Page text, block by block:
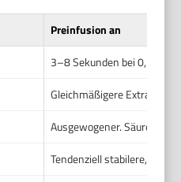
Preinfusion an
3–8 Sekunden bei 0,5–2
Gleichmäßigere
Ausgewogener. Säuren
Tendenziell stabilere,